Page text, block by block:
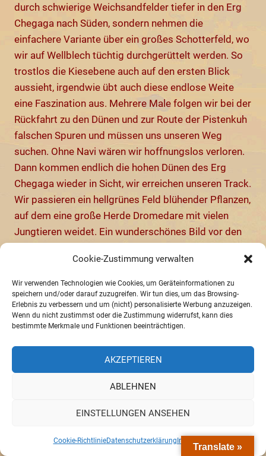
Cookie-Zustimmung verwalten
Wir verwenden Technologien wie Cookies, um Geräteinformationen zu
speichern und/oder darauf zuzugreifen. Wir tun dies, um das Browsing-
Erlebnis zu verbessern und um (nicht) personalisierte Werbung anzuzeigen.
Wenn du nicht zustimmst oder die Zustimmung widerrufst, kann dies
bestimmte Merkmale und Funktionen beeinträchtigen.
AKZEPTIEREN
ABLEHNEN
EINSTELLUNGEN ANSEHEN
Cookie-RichtlinieDatenschutzerklärung Impressum
durch schwierige Weichsandfelder tiefer in den Erg
Chegaga nach Süden, sondern nehmen die
einfachere Variante über ein großes Schotterfeld, wo
wir auf Wellblech tüchtig durchgerüttelt werden. So
trostlos die Kiesebene auch auf den ersten Blick
aussieht, irgendwie übt auch diese endlose Weite
eine Faszination aus. Mehrere Male folgen wir bei der
Rückfahrt zu den Dünen und zur Route der Pistenkuh
falschen Spuren und müssen uns unseren Weg
suchen. Ohne Navi wären wir hoffnungslos verloren.
Dann kommen endlich die hohen Dünen des Erg
Chegaga wieder in Sicht, wir erreichen unseren Track.
Wir passieren ein hellgrünes Feld blühender Pflanzen,
auf dem eine große Herde Dromedare mit vielen
Jungtieren weidet. Ein wunderschönes Bild vor den
treuer Bus dann ausruhen, wir haben unseren idealen
Stellplatz für die Nacht zwischen den Dünen
gefunden. Den Rest des Tages verbummeln wir mit
kleinen Spaziergängen, ein wenig zeichnen oder auch
einfach nur mit Betrachtung dieser grandiosen
Landschaft. Ein kitschiger Sonnenuntergang, ein
Lagerfeuer und ein funkelnder Sternenhimnel machen
die Saharaidylle perfekt. Doch man sollte sich nicht
täuschen lassen. Auch hier sind wir natürlich nicht
alleine. Jeeps karren Touristen für eine Übernachtung
hört man die Trommeln der Folkloregruppen und das
Translate »